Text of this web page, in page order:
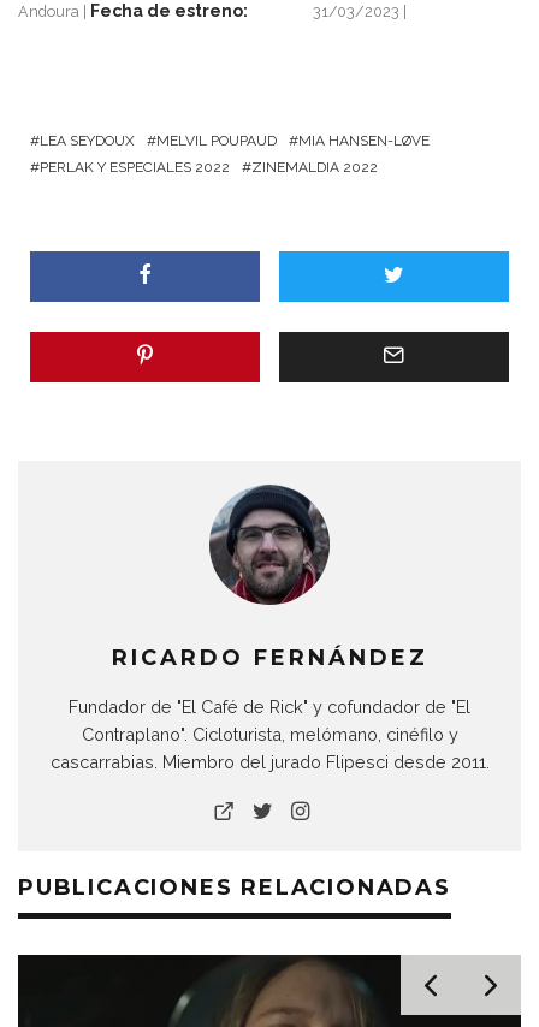
Andoura
Fecha de estreno: 31/03/2023
LEA SEYDOUX MELVIL POUPAUD
MIA HANSEN-LØVE
PERLAK Y ESPECIALES 2022
ZINEMALDIA 2022
RICARDO FERNÁNDEZ
Fundador de "El Café de Rick" y cofundador de "El
Contraplano". Cicloturista, melómano, cinéfilo y
cascarrabias. Miembro del jurado Flipesci desde 2011.
PUBLICACIONES RELACIONADAS